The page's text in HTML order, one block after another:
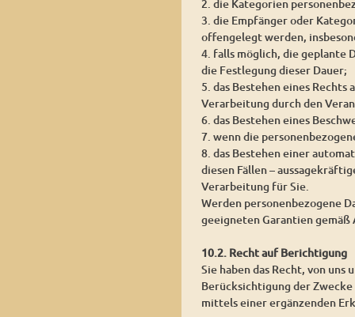
2. die Kategorien
3. die Empfänger oder
offengelegt werden,
4. falls möglich, die geplante
die Festlegung dieser Dauer;
5. das Bestehen eines
Verarbeitung durch den
6. das Bestehen eines
7. wenn die
8. das Bestehen einer
diesen Fällen –
Verarbeitung für Sie.
Werden personenbezogene
geeigneten Garantien
10.2. Recht auf Berichtigung
Sie haben das Recht, von
Berücksichtigung der
mittels einer ergänzenden